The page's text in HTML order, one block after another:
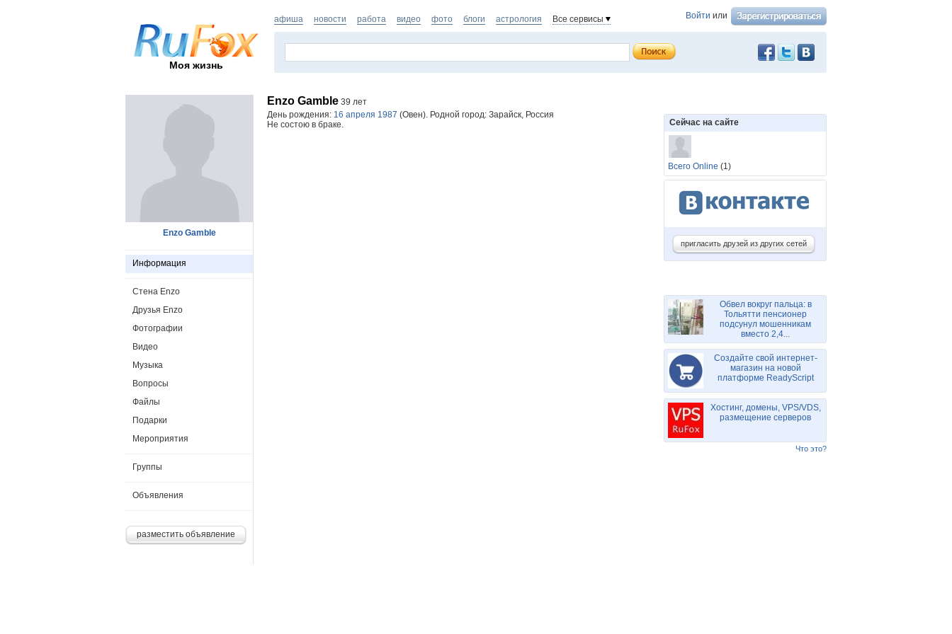
Моя жизнь
Войти или
афиша новости работа видео фото блоги астрология Все сервисы
Enzo Gamble 39 лет
День рождения: 16 апреля 1987 (Овен). Родной город: Зарайск, Россия
Не состою в браке.
Enzo Gamble
Информация
Стена Enzo
Друзья Enzo
Фотографии
Видео
Музыка
Вопросы
Файлы
Подарки
Мероприятия
Группы
Объявления
разместить объявление
Сейчас на сайте
Всего Online (1)
пригласить друзей из других сетей
Обвел вокруг пальца: в
Тольятти пенсионер
подсунул мошенникам
вместо 2,4...
Создайте свой интернет-
магазин на новой
платформе ReadyScript
Хостинг, домены, VPS/VDS,
размещение серверов
Что это?